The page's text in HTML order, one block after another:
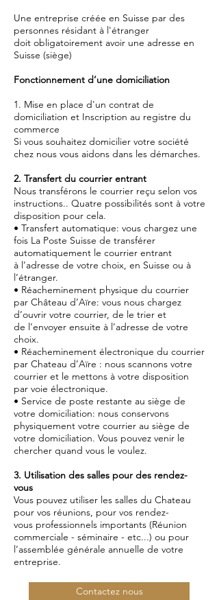
Une entreprise créée en Suisse par des
personnes résidant à l'étranger
doit obligatoirement avoir une adresse en
Suisse (siège)
Fonctionnement d’une domiciliation
1. Mise en place d'un contrat de
domiciliation et Inscription au registre du
commerce
Si vous souhaitez domicilier votre société
chez nous vous aidons dans les démarches.
2. Transfert du courrier entrant
Nous transférons le courrier reçu selon vos
instructions.. Quatre possibilités sont à votre
disposition pour cela.
• Transfert automatique: vous chargez une
fois La Poste Suisse de transférer
automatiquement le courrier entrant
à l’adresse de votre choix, en Suisse ou à
l’étranger.
• Réacheminement physique du courrier
par Château d’Aïre: vous nous chargez
d’ouvrir votre courrier, de le trier et
de l’envoyer ensuite à l’adresse de votre
choix.
• Réacheminement électronique du courrier
par Chateau d’Aïre : nous scannons votre
courrier et le mettons à votre disposition
par voie électronique.
• Service de poste restante au siège de
votre domiciliation: nous conservons
physiquement votre courrier au siège de
votre domiciliation. Vous pouvez venir le
chercher quand vous le voulez.
3. Utilisation des salles pour des rendez-
vous
Vous pouvez utiliser les salles du Chateau
pour vos réunions, pour vos rendez-
vous professionnels importants (Réunion
commerciale - séminaire - etc...) ou pour
l’assemblée générale annuelle de votre
entreprise.
Contactez nous